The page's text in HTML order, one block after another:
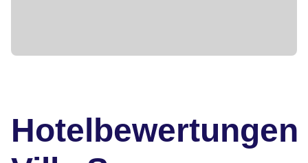
Hotelbewertungen